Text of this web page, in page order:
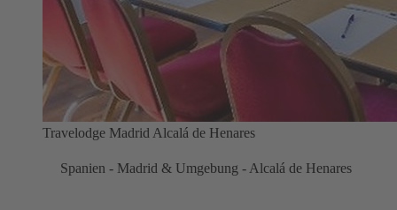
Travelodge Madrid Alcalá de Henares
Spanien - Madrid & Umgebung - Alcalá de Henares